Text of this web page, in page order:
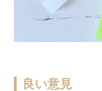
良い意見